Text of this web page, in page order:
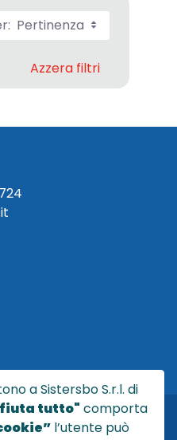
Pertinenza
Azzera filtri
a Sistersbo S.r.l. di
tutto" comporta
l’utente può